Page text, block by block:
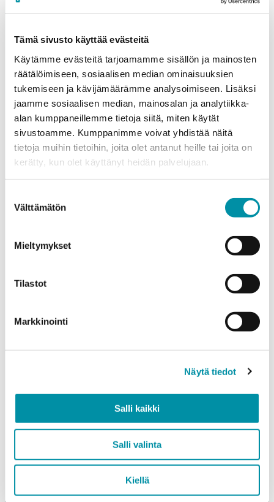
Tämä sivusto käyttää evästeitä
Käytämme evästeitä tarjoamamme sisällön ja mainosten
räätälöimiseen, sosiaalisen median ominaisuuksien
tukemiseen ja kävijämäärämme analysoimiseen. Lisäksi
jaamme sosiaalisen median, mainosalan ja analytiikka-
alan kumppaneillemme tietoja siitä, miten käytät
sivustoamme. Kumppanimme voivat yhdistää näitä
tietoja muihin tietoihin, joita olet antanut heille tai joita on
kerätty, kun olet käyttänyt heidän palvelujaan.
valinta
Välttämätön
Mieltymykset
Tilastot
Markkinointi
Näytä tiedot
Salli kaikki
Salli valinta
Kiellä
Yhteyshenkilö*
Sähköposti*
Puhelinnumero
Tuotteet
Valitse tuote ja syötä tilauksen määrä metreinä. Huomioithan, että
Tuote*
Määrä (m)
EN AW-6063 (min. 250kg)
EN AW-6082 (min. 500kg)